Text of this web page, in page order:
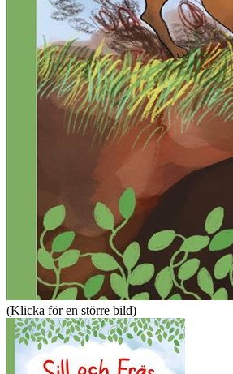
(Klicka för en större bild)